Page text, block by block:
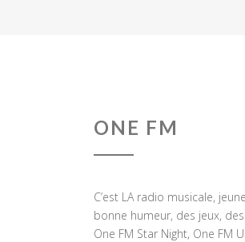
ONE FM
C’est LA radio musicale,
bonne humeur, des jeux,
One FM Star Night, One FM